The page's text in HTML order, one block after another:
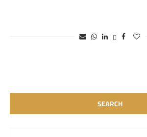
SEARCH